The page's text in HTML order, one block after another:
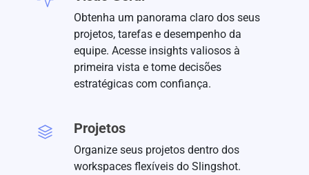
Obtenha um panorama claro dos seus
projetos, tarefas e desempenho da
equipe. Acesse insights valiosos à
primeira vista e tome decisões
estratégicas com confiança.
Projetos
Organize seus projetos dentro dos
workspaces flexíveis do Slingshot.